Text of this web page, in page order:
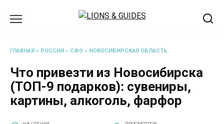
ГЛАВНАЯ » РОССИЯ » СФО » НОВОСИБИРСКАЯ ОБЛАСТЬ
Что привезти из Новосибирска
(ТОП-9 подарков): сувениры,
картины, алкоголь, фарфор